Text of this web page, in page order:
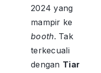
2024 yang
mampir ke
booth. Tak
terkecuali
dengan Tiar